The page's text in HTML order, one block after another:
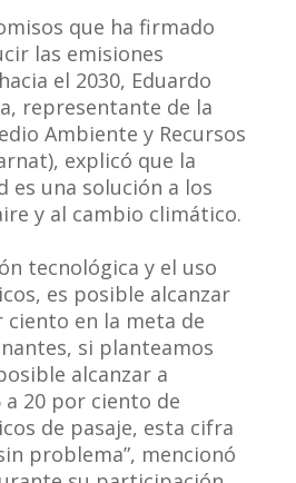
que ha firmado
las emisiones
el 2030, Eduardo
representante de la
Ambiente y Recursos
explicó que la
es una solución a los
y al cambio climático.
tecnológica y el uso
es posible alcanzar
ciento en la meta de
si planteamos
alcanzar a
20 por ciento de
de pasaje, esta cifra
problema”, mencionó